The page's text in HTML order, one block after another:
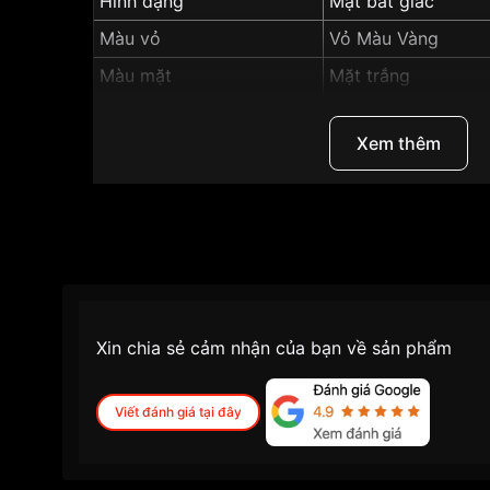
Màu vỏ
Vỏ Màu Vàng
Màu mặt
Mặt trắng
9.4mm
"SRWatch 38mm
Xem thêm
Xin chia sẻ cảm nhận của bạn về sản phẩm
Viết đánh giá tại đây